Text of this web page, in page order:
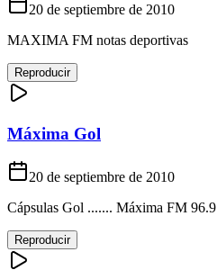
20 de septiembre de 2010
MAXIMA FM notas deportivas
Reproducir
Máxima Gol
20 de septiembre de 2010
Cápsulas Gol ....... Máxima FM 96.9
Reproducir